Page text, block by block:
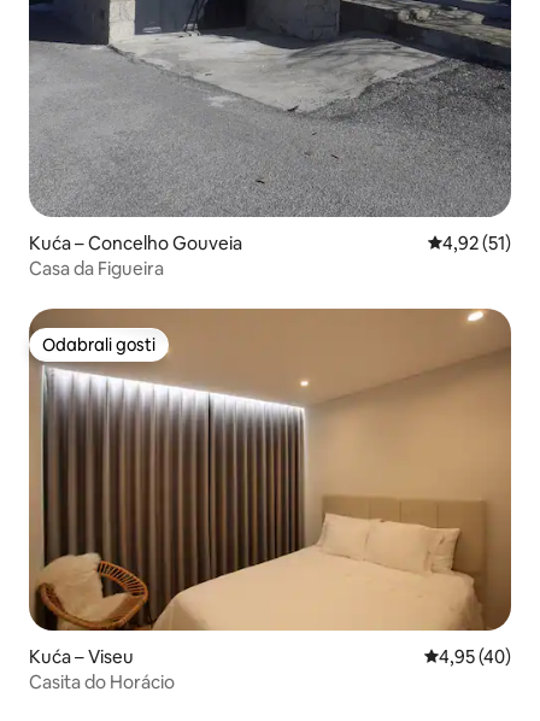
Kuća – Concelho Gouveia Prosječna
4,92 (51)
Casa da Figueira
Odabrali gosti
Odabrali gosti
Kuća – Viseu Prosječna
4,95 (40)
Casita do Horácio